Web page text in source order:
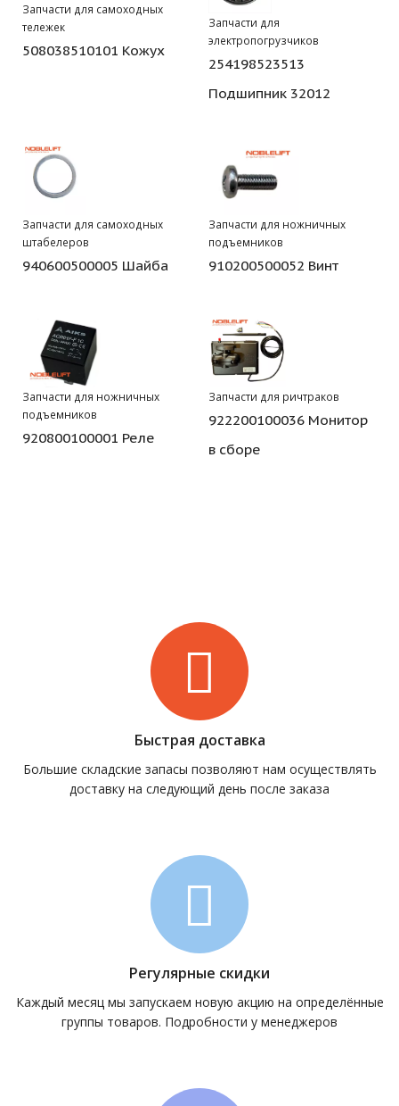
Запчасти для самоходных
тележек
508038510101 Кожух
Запчасти для
электропогрузчиков
254198523513
Подшипник 32012
Запчасти для самоходных
штабелеров
940600500005 Шайба
Запчасти для ножничных
подъемников
910200500052 Винт
Запчасти для ножничных
подъемников
920800100001 Реле
Запчасти для ричтраков
922200100036 Монитор
в сборе
Быстрая доставка
Большие складские запасы позволяют нам осуществлять
доставку на следующий день после заказа
Регулярные скидки
Каждый месяц мы запускаем новую акцию на определённые
группы товаров. Подробности у менеджеров